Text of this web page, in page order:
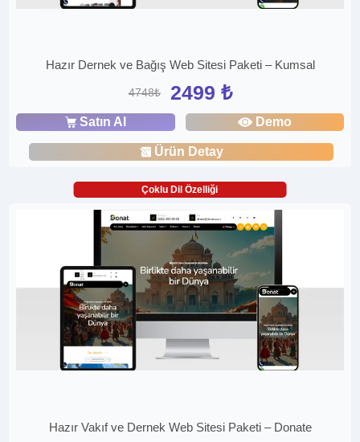
Hazır Dernek ve Bağış Web Sitesi Paketi – Kumsal
4748₺ 2499 ₺
Satın Al Demo
Ürün Detay
Çoklu Dil Özelliği
Hazır Vakıf ve Dernek Web Sitesi Paketi – Donate